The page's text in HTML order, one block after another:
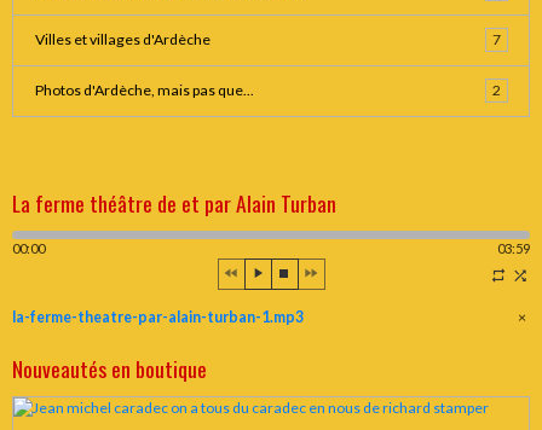
Villes et villages d'Ardèche 7
Photos d'Ardèche, mais pas que... 2
La ferme théâtre de et par Alain Turban
00:00 03:59
×
la-ferme-theatre-par-alain-turban-1.mp3
Nouveautés en boutique